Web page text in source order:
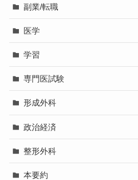
副業/転職
医学
学習
専門医試験
形成外科
政治経済
整形外科
本要約